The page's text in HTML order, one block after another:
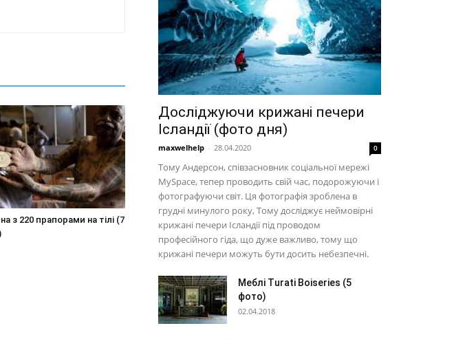
з 220 прапорами на тілі (7
Досліджуючи крижані печери
Ісландії (фото дня)
maxwelhelp - 28.04.2020 0
Тому Андерсон, співзасновник соціальної мережі
MySpace, тепер проводить свій час, подорожуючи і
фотографуючи світ. Ця фотографія зроблена в
грудні минулого року, Тому досліджує неймовірні
крижані печери Ісландії під проводом
професійного гіда, що дуже важливо, тому що
крижані печери можуть бути досить небезпечні.
Меблі Turati Boiseries (5
фото)
02.04.2018